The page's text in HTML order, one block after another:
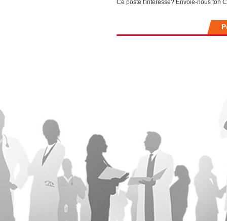
Ce poste t'intéresse? Envoie-nous ton